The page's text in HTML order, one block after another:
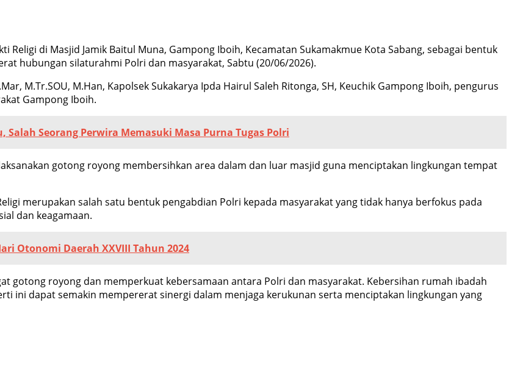
Religi di Masjid Jamik Baitul Muna, Gampong Iboih, Kecamatan Sukamakmue Kota Sabang, sebagai bentuk
hubungan silaturahmi Polri dan masyarakat, Sabtu (20/06/2026).
M.Tr.SOU, M.Han, Kapolsek Sukakarya Ipda Hairul Saleh Ritonga, SH, Keuchik Gampong Iboih, pengurus
Gampong Iboih.
Seorang Perwira Memasuki Masa Purna Tugas Polri
gotong royong membersihkan area dalam dan luar masjid guna menciptakan lingkungan tempat
merupakan salah satu bentuk pengabdian Polri kepada masyarakat yang tidak hanya berfokus pada
dan keagamaan.
Otonomi Daerah XXVIII Tahun 2024
gotong royong dan memperkuat kebersamaan antara Polri dan masyarakat. Kebersihan rumah ibadah
ini dapat semakin mempererat sinergi dalam menjaga kerukunan serta menciptakan lingkungan yang